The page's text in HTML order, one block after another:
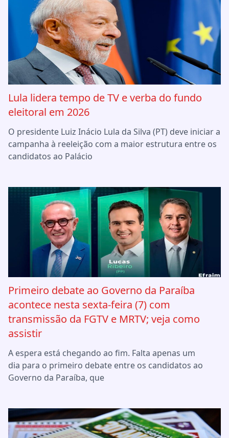
Lula lidera tempo de TV e verba do fundo
eleitoral em 2026
O presidente Luiz Inácio Lula da Silva (PT) deve iniciar a
campanha à reeleição com a maior estrutura entre os
candidatos ao Palácio
Primeiro debate ao Governo da Paraíba
acontece nesta sexta-feira (7) com
transmissão da FGTV e MRTV; veja como
assistir
A espera está chegando ao fim. Falta apenas um
dia para o primeiro debate entre os candidatos ao
Governo da Paraíba, que